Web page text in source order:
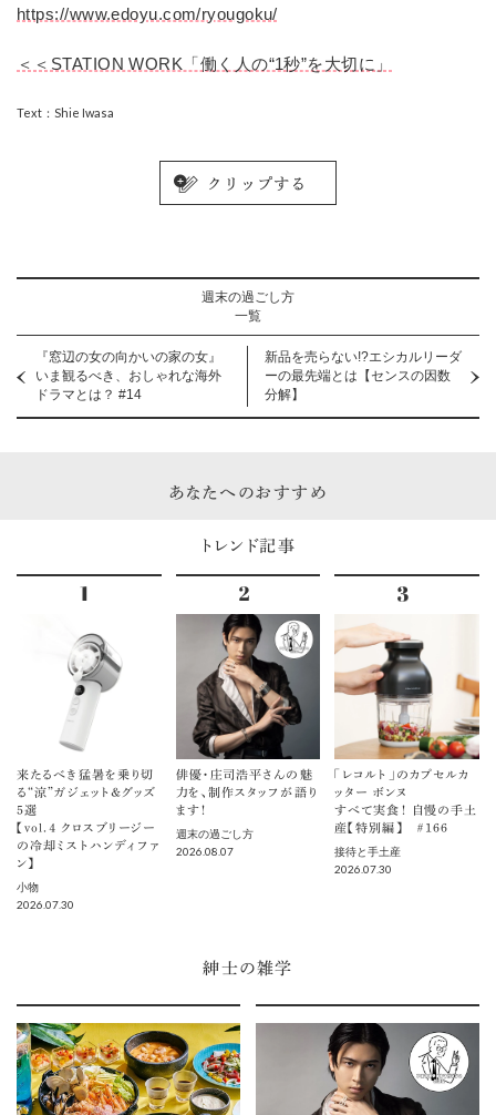
https://www.edoyu.com/ryougoku/
＜＜STATION WORK「働く人の“1秒”を大切に」
Text：Shie Iwasa
週末の過ごし方
一覧
『窓辺の女の向かいの家の女』
いま観るべき、おしゃれな海外
ドラマとは？ #14
新品を売らない!?エシカルリーダ
ーの最先端とは【センスの因数
分解】
あなたへのおすすめ
トレンド記事
来たるべき猛暑を乗り切
る“涼”ガジェット＆グッズ
5選
【vol.４ クロスブリージー
の冷却ミストハンディファ
ン】
小物
2026.07.30
俳優・庄司浩平さんの魅
力を、制作スタッフが語り
ます！
週末の過ごし方
2026.08.07
「レコルト」のカプセルカ
ッター ボンヌ
すべて実食！ 自慢の手土
産【特別編】 ＃166
接待と手土産
2026.07.30
紳士の雑学